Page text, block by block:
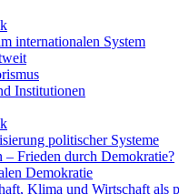
internationalen System
Institutionen
politischer Systeme
Frieden durch Demokratie?
Demokratie
Klima und Wirtschaft als